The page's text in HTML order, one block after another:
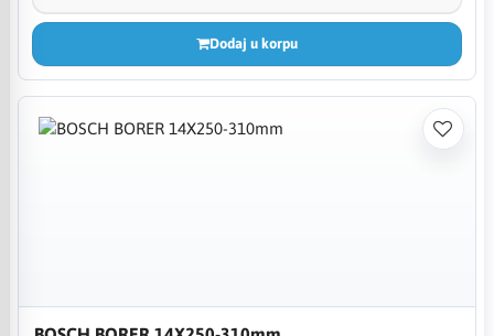
Dodaj u korpu